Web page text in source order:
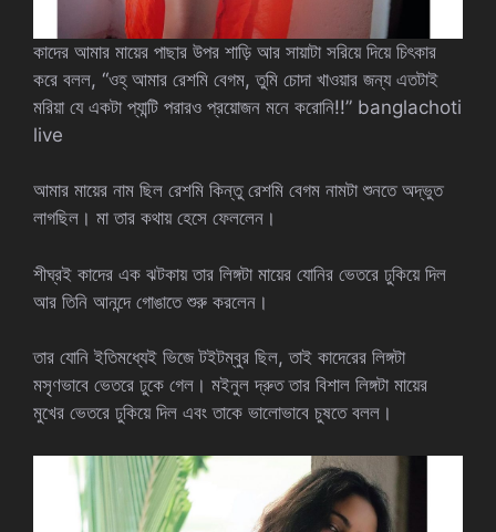
কাদের আমার মায়ের পাছার উপর শাড়ি আর সায়াটা সরিয়ে দিয়ে চিৎকার
করে বলল, “ওহ্ আমার রেশমি বেগম, তুমি চোদা খাওয়ার জন্য এতটাই
মরিয়া যে একটা প্যান্টি পরারও প্রয়োজন মনে করোনি!!” banglachoti
live
আমার মায়ের নাম ছিল রেশমি কিন্তু রেশমি বেগম নামটা শুনতে অদ্ভুত
লাগছিল। মা তার কথায় হেসে ফেললেন।
শীঘ্রই কাদের এক ঝটকায় তার লিঙ্গটা মায়ের যোনির ভেতরে ঢুকিয়ে দিল
আর তিনি আনন্দে গোঙাতে শুরু করলেন।
তার যোনি ইতিমধ্যেই ভিজে টইটম্বুর ছিল, তাই কাদেরের লিঙ্গটা
মসৃণভাবে ভেতরে ঢুকে গেল। মইনুল দ্রুত তার বিশাল লিঙ্গটা মায়ের
মুখের ভেতরে ঢুকিয়ে দিল এবং তাকে ভালোভাবে চুষতে বলল।